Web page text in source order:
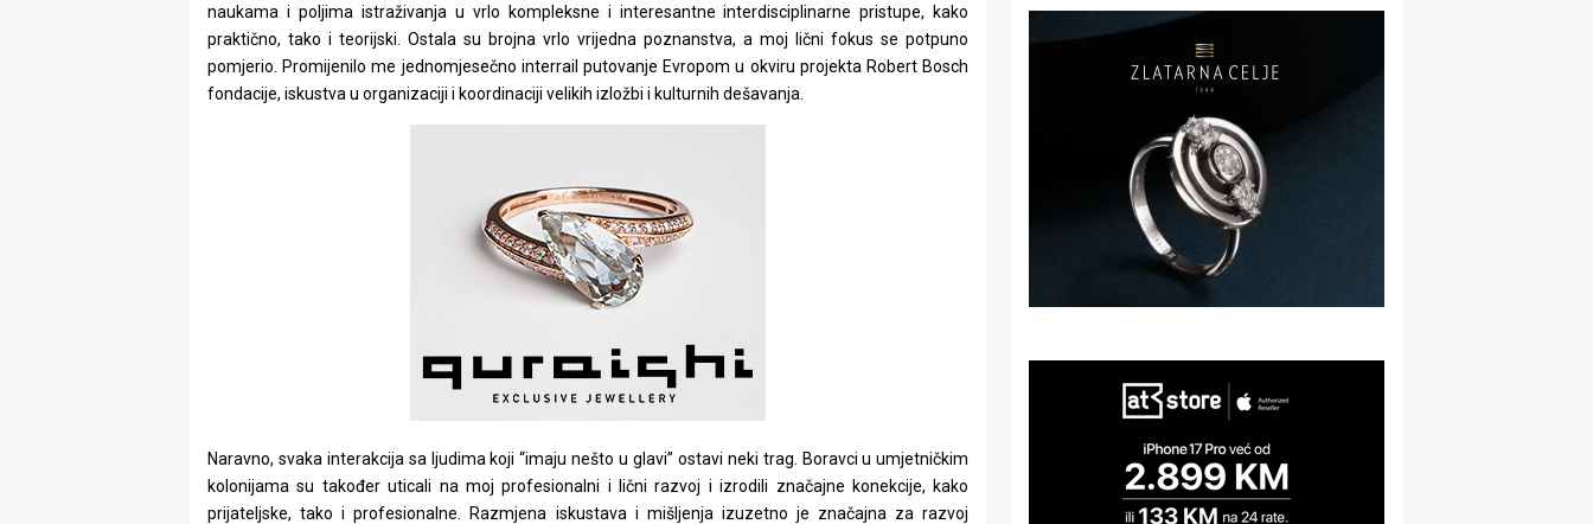
naukama i poljima istraživanja u vrlo kompleksne i interesantne interdisciplinarne pristupe, kako
praktično, tako i teorijski. Ostala su brojna vrlo vrijedna poznanstva, a moj lični fokus se potpuno
pomjerio. Promijenilo me jednomjesečno interrail putovanje Evropom u okviru projekta Robert Bosch
fondacije, iskustva u organizaciji i koordinaciji velikih izložbi i kulturnih dešavanja.
Naravno, svaka interakcija sa ljudima koji “imaju nešto u glavi” ostavi neki trag. Boravci u umjetničkim
kolonijama su također uticali na moj profesionalni i lični razvoj i izrodili značajne konekcije, kako
prijateljske, tako i profesionalne. Razmjena iskustava i mišljenja izuzetno je značajna za razvoj